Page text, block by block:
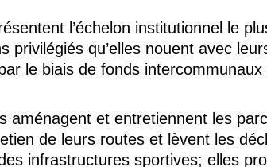
l’échelon institutionnel le
privilégiés qu’elles nouent avec
le biais de fonds
aménagent et entretiennent les
de leurs routes et lèvent les
infrastructures sportives; elles